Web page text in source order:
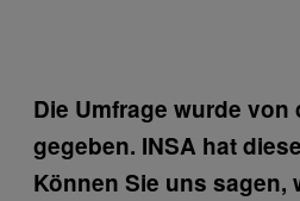
Die Umfrage wurde von
gegeben. INSA hat
Können Sie uns sagen,